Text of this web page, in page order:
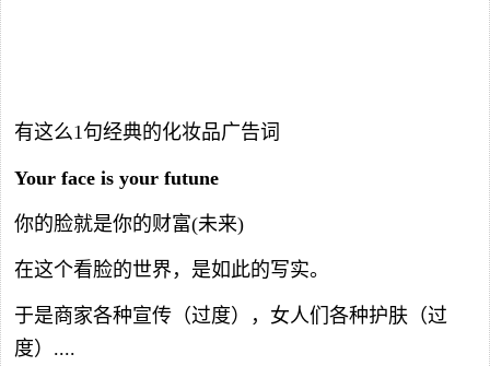
有这么1句经典的化妆品广告词
Your face is your futune
你的脸就是你的财富(未来)
在这个看脸的世界，是如此的写实。
于是商家各种宣传（过度），女人们各种护肤（过
度）....